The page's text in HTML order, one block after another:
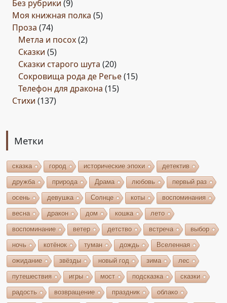
Без рубрики (9)
Моя книжная полка (5)
Проза (74)
Метла и посох(2)
Сказки (5)
Сказки старого шута (20)
Сокровища рода де Регье(15)
Телефон для дракона (15)
Стихи (137)
Метки
сказка город исторические эпохи детектив
дружба природа Драма любовь первый раз
осень девушка Солнце коты воспоминания
весна дракон дом кошка лето
воспоминание ветер детство встреча выбор
ночь котёнок туман дождь Вселенная
ожидание звёзды новый год зима лес
путешествия игры мост подсказка сказки
радость возвращение праздник облако